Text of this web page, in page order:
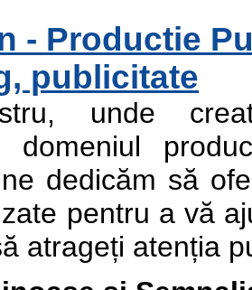
- Productie
publicitate
unde
domeniul
dedicăm să
pentru a vă
atrageți atenția